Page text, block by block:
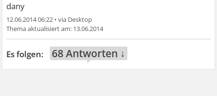
dany
12.06.2014 06:22 •
13.06.2014
68 Antworten ↓